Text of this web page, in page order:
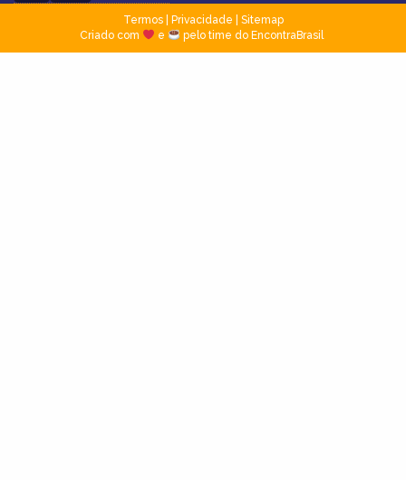
Termos| Privacidade
Sitemap
Criado com
e pelo time do EncontraBrasil